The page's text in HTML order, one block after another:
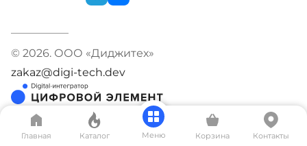
© 2026. ООО «Диджитех»
zakaz@digi-tech.dev
Главная Каталог Меню Корзина Контакты